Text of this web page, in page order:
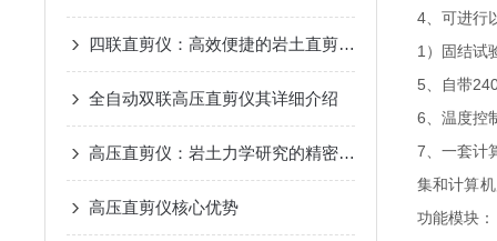
四联直剪仪：高效便捷的岩土直剪检测设备
全自动双联高压直剪仪其详细介绍
高压直剪仪：岩土力学研究的精密探针
高压直剪仪核心优势
4、可进行
1）固结试
5、自带
6、温度控
7、一套计
集和计算
功能模块：